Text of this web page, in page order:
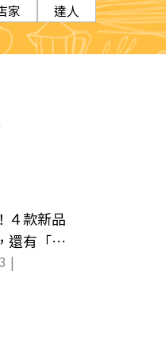
家 達人
４款新品
還有「買
|